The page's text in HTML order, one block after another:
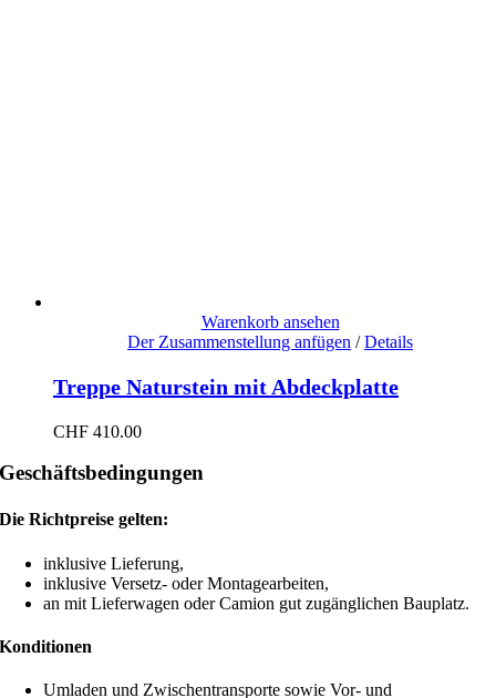
Warenkorb ansehen
Der Zusammenstellung anfügen / Details
Treppe Naturstein mit Abdeckplatte
CHF 410.00
Geschäftsbedingungen
Die Richtpreise gelten:
inklusive Lieferung,
inklusive Versetz- oder Montagearbeiten,
an mit Lieferwagen oder Camion gut zugänglichen Bauplatz.
Konditionen
Umladen und Zwischentransporte sowie Vor- und